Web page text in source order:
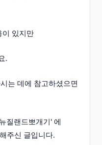
이 있지만
.
는 데에 참고하셨으면
질랜드뽀개기' 에
주신 글입니다.